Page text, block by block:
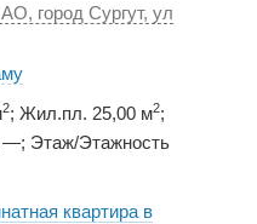
город Сургут, ул
2; Жил.пл. 25,00 м2;
—; Этаж/Этажность
квартира в